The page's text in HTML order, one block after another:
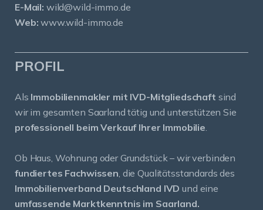
E-Mail: wild@wild-immo.de
Web: www.wild-immo.de
PROFIL
Als Immobilienmakler mit IVD-Mitgliedschaft sind
wir im gesamten Saarland tätig und unterstützen Sie
professionell beim Verkauf Ihrer Immobilie
Ob Haus, Wohnung oder Grundstück – wir verbinden
fundiertes Fachwissen , die Qualitätsstandards des
Immobilienverband Deutschland IVD und eine
umfassende Marktkenntnis im Saarland.